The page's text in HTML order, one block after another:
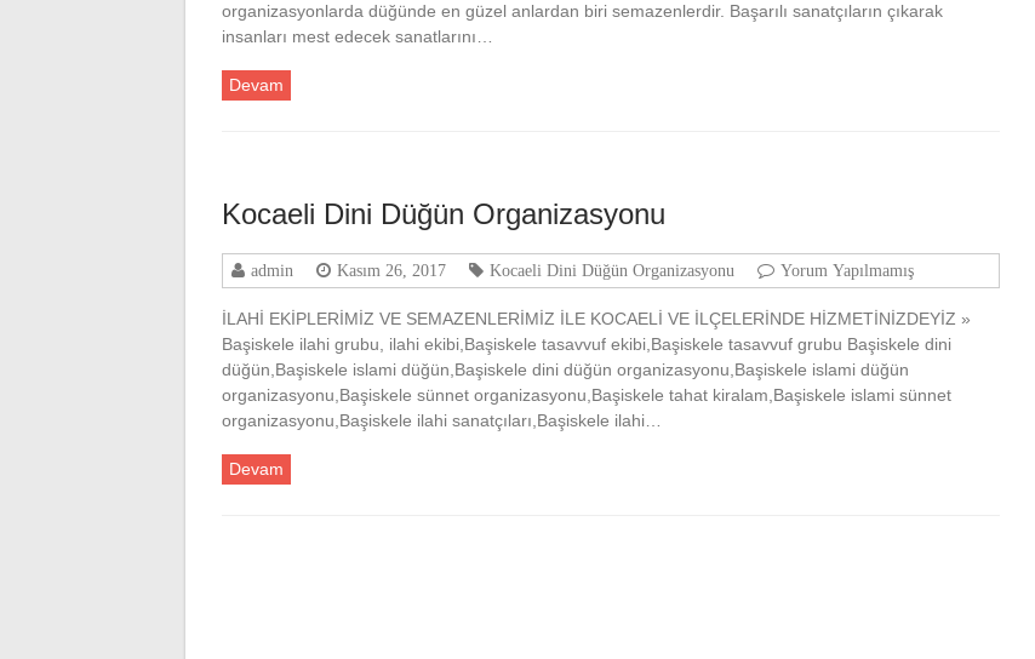
organizasyonlarda düğünde en güzel anlardan biri semazenlerdir. Başarılı sanatçıların çıkarak
insanları mest edecek sanatlarını…
Devam
Kocaeli Dini Düğün Organizasyonu
admin Kasım 26, 2017 Kocaeli Dini Düğün Organizasyonu Yorum Yapılmamış
İLAHİ EKİPLERİMİZ VE SEMAZENLERİMİZ İLE KOCAELİ VE İLÇELERİNDE HİZMETİNİZDEYİZ »
Başiskele ilahi grubu, ilahi ekibi,Başiskele tasavvuf ekibi,Başiskele tasavvuf grubu Başiskele dini
düğün,Başiskele islami düğün,Başiskele dini düğün organizasyonu,Başiskele islami düğün
organizasyonu,Başiskele sünnet organizasyonu,Başiskele tahat kiralam,Başiskele islami sünnet
organizasyonu,Başiskele ilahi sanatçıları,Başiskele ilahi…
Devam